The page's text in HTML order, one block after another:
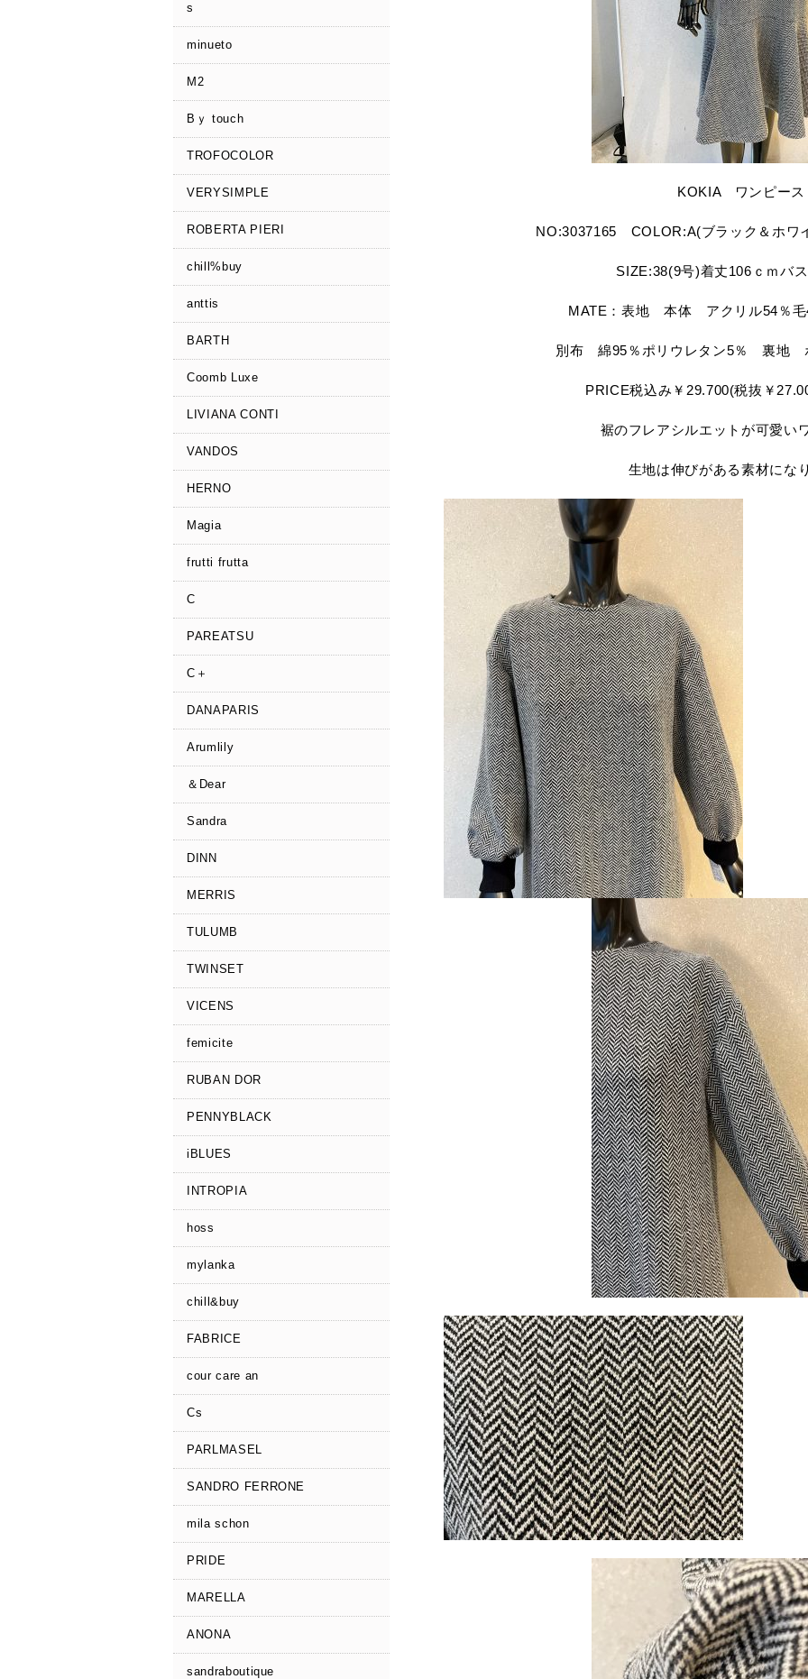
s
minueto
M2
Bｙ touch
TROFOCOLOR
VERYSIMPLE
ROBERTA PIERI
chill%buy
anttis
BARTH
Coomb Luxe
LIVIANA CONTI
VANDOS
HERNO
Magia
frutti frutta
C
PAREATSU
C＋
DANAPARIS
Arumlily
＆Dear
Sandra
DINN
MERRIS
TULUMB
TWINSET
VICENS
femicite
RUBAN DOR
PENNYBLACK
iBLUES
INTROPIA
hoss
mylanka
chill&buy
FABRICE
cour care an
Cs
PARLMASEL
SANDRO FERRONE
mila schon
PRIDE
MARELLA
ANONA
sandraboutique
KOKIA ワンピース
NO:3037165 COLOR:A(ブラック＆ホ
SIZE:38(9号)着丈106ｃｍバ
MATE：表地 本体 アクリル54％毛
別布 綿95％ポリウレタン5％ 裏地
PRICE税込み￥29.700(税抜￥
裾のフレアシルエットが可愛い
生地は伸びがある素材にな